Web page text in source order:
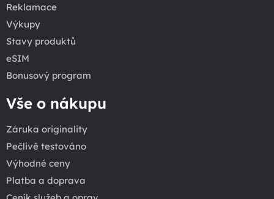
Reklamace
Výkupy
Stavy produktů
eSIM
Bonusový program
Vše o nákupu
Záruka originality
Pečlivě testováno
Výhodné ceny
Platba a doprava